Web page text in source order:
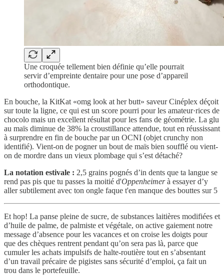
Une croquée tellement bien définie qu’elle pourrait
servir d’empreinte dentaire pour une pose d’appareil
orthodontique.
En bouche, la KitKat «omg look at her butt» saveur Cinéplex déçoit
sur toute la ligne, ce qui est un score pourri pour les amateur·rices de
chocolo mais un excellent résultat pour les fans de géométrie. La glu
au maïs diminue de 38% la croustillance attendue, tout en réussissant
à surprendre en fin de bouche par un OCNI (objet crunchy non
identifié). Vient-on de pogner un bout de maïs bien soufflé ou vient-
on de mordre dans un vieux plombage qui s’est détaché?
La notation estivale : 2,5 grains pognés d’in dents que ta langue se
rend pas pis que tu passes la moitié d'Oppenheimerà essayer d’y
aller subtilement avec ton ongle faque t'en manque des bouttes sur 5
Et hop! La panse pleine de sucre, de substances laitières modifiées et
d’huile de palme, de palmiste et végétale, on active gaiement notre
message d’absence pour les vacances et on croise les doigts pour
que des chèques rentrent pendant qu’on sera pas là, parce que
cumuler les achats impulsifs de halte-routière tout en s’absentant
d’un travail précaire de pigistes sans sécurité d’emploi, ça fait un
trou dans le portefeuille.